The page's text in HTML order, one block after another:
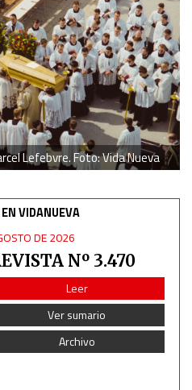
Lefebvre. Foto: Vida Nueva
VIDANUEVA
DE 2026
Nº 3.470
Leer
Ver sumario
Archivo